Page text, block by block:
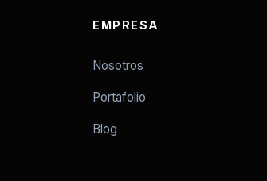
EMPRESA
Nosotros
Portafolio
Blog